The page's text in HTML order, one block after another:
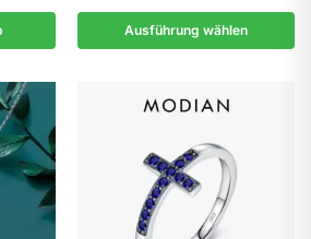
Ausführung wählen